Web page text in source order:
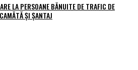
LA PERSOANE BĂNUITE DE TRAFIC DE
ŞI ŞANTAJ